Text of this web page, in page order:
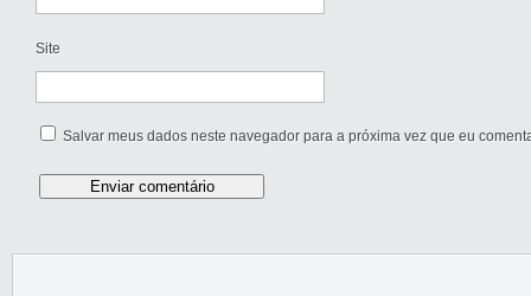
Site
Salvar meus dados neste navegador para a próxima vez que eu